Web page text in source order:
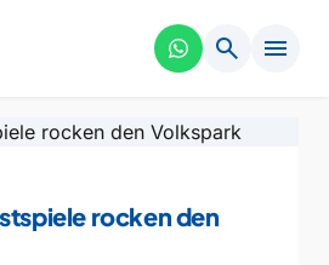
search menu
rocken den